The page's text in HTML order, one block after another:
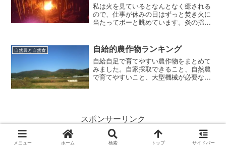
私は火を見ているとなんとなく癒される
ので、仕事が休みの日はずっと焚き火に
当たってボーと眺めています。炎の揺ら
自然農と自然食 自給的農作物ランキング
自給自足で育てやすい農作物をまとめて
みました。自家採取できること、自然農
で育てやすいこと、大型機械が必要ない
スポンサーリンク
メニュー ホーム 検索 トップ サイドバー